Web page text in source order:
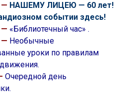
— НАШЕМУ ЛИЦЕЮ — 60 лет!
событии здесь!
— «Библиотечный час» .
— Необычные
уроки по правилам
Очередной день